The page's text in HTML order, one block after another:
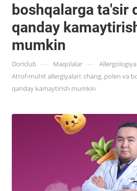
boshqalarga ta'sir
qanday
mumkin
Doriclub — Maqolalar — Allergologiya
Atrof-muhit allergiyalari: chang, polen va
qanday kamaytirish mumkin